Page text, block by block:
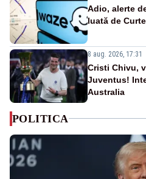
Adio, alerte
luată de
8 aug. 2026, 17:31
Cristi Chivu,
Juventus!
Australia
POLITICA